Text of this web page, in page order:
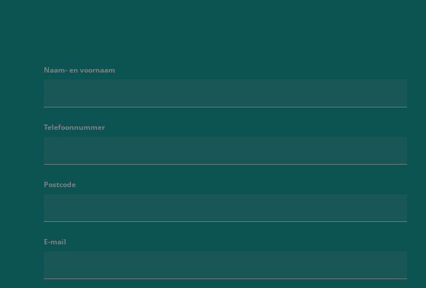
Naam- en voornaam
Telefoonnummer
Postcode
E-mail